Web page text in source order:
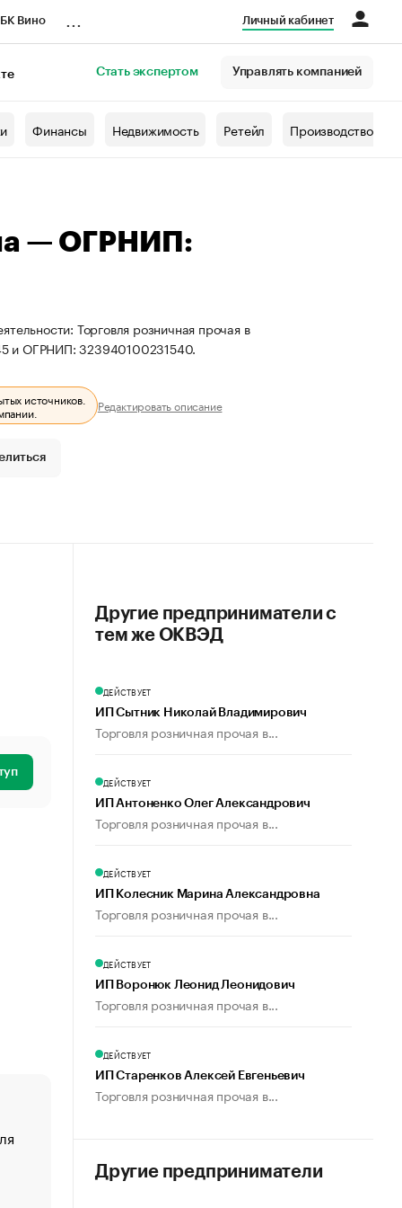
Вино Личный кабинет
Стать экспертом Управлять компанией
Финансы Недвижимость Ретейл Производство
— ОГРНИП:
Торговля розничная прочая в
и ОГРНИП: 323940100231540.
источников.
Редактировать описание
«Деньги будут не нужны»: что рассказал Маск в
Другие предприниматели с
тем же ОКВЭД
ДЕЙСТВУЕТ
ИП Сытник Николай Владимирович
Торговля розничная прочая в...
ДЕЙСТВУЕТ
ИП Антоненко Олег Александрович
Торговля розничная прочая в...
ДЕЙСТВУЕТ
ИП Колесник Марина Александровна
Торговля розничная прочая в...
ДЕЙСТВУЕТ
ИП Воронюк Леонид Леонидович
Торговля розничная прочая в...
ДЕЙСТВУЕТ
ИП Старенков Алексей Евгеньевич
Торговля розничная прочая в...
Другие предприниматели